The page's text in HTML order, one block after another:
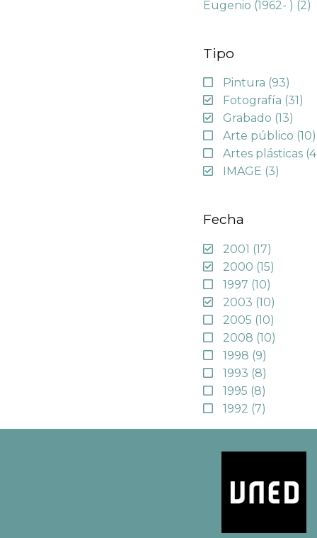
Eugenio (1962- ) (2)
Tipo
Pintura (93)
Fotografía (31)
Grabado (13)
Arte público (10)
Artes plásticas
IMAGE (3)
Fecha
2001 (17)
2000 (15)
1997 (10)
2003 (10)
2005 (10)
2008 (10)
1998 (9)
1993 (8)
1995 (8)
1992 (7)